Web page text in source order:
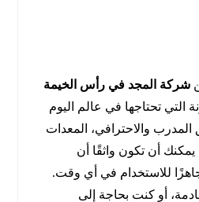
شركة المجد في رأس الخيمة
التي تحتاجها في عالم اليوم
والاحترافي، المعدات
يمكنك أن تكون واثقًا أن
للاستخدام في أي وقت.
أو كنت بحاجة إلى